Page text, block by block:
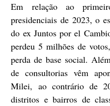
Em relação ao
presidenciais de 2023, o
do ex Juntos por el
perdeu 5 milhões de
perda de base social.
de consultorias vêm
Milei, ao contrário de
distritos e bairros de